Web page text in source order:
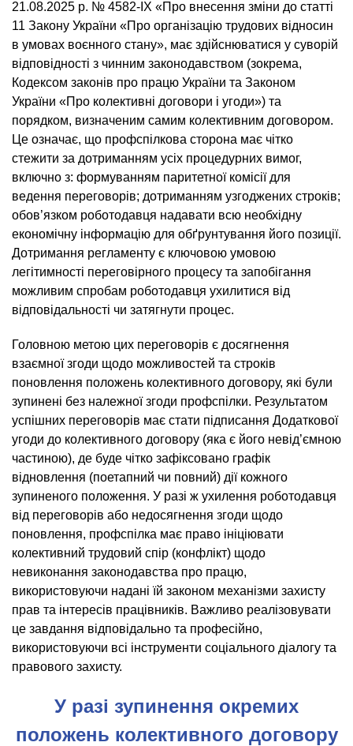
21.08.2025 р. № 4582-IX «Про внесення зміни до статті
11 Закону України «Про організацію трудових відносин
в умовах воєнного стану», має здійснюватися у суворій
відповідності з чинним законодавством (зокрема,
Кодексом законів про працю України та Законом
України «Про колективні договори і угоди») та
порядком, визначеним самим колективним договором.
Це означає, що профспілкова сторона має чітко
стежити за дотриманням усіх процедурних вимог,
включно з: формуванням паритетної комісії для
ведення переговорів; дотриманням узгоджених строків;
обов’язком роботодавця надавати всю необхідну
економічну інформацію для обґрунтування його позиції.
Дотримання регламенту є ключовою умовою
легітимності переговірного процесу та запобігання
можливим спробам роботодавця ухилитися від
відповідальності чи затягнути процес.
Головною метою цих переговорів є досягнення
взаємної згоди щодо можливостей та строків
поновлення положень колективного договору, які були
зупинені без належної згоди профспілки. Результатом
успішних переговорів має стати підписання Додаткової
угоди до колективного договору (яка є його невід’ємною
частиною), де буде чітко зафіксовано графік
відновлення (поетапний чи повний) дії кожного
зупиненого положення. У разі ж ухилення роботодавця
від переговорів або недосягнення згоди щодо
поновлення, профспілка має право ініціювати
колективний трудовий спір (конфлікт) щодо
невиконання законодавства про працю,
використовуючи надані їй законом механізми захисту
прав та інтересів працівників. Важливо реалізовувати
це завдання відповідально та професійно,
використовуючи всі інструменти соціального діалогу та
правового захисту.
У разі зупинення окремих
положень колективного договору